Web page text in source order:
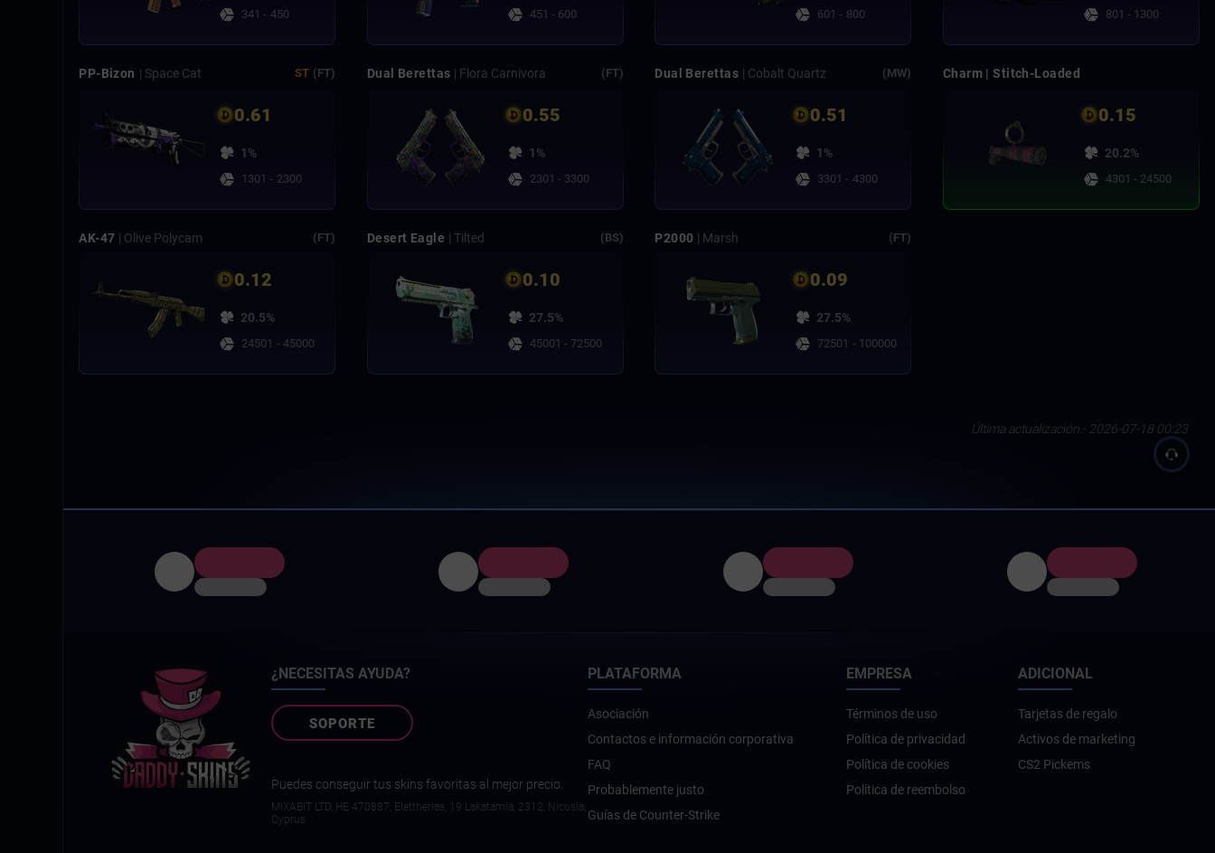
341 - 450 451 - 600 601 - 800 801 - 1300
PP-Bizon | Space Cat ST (FT)
0.61
1%
1301 - 2300
Dual Berettas | Flora Carnivora (FT)
0.55
1%
2301 - 3300
Dual Berettas | Cobalt Quartz (MW)
0.51
1%
3301 - 4300
Charm | Stitch-Loaded
0.15
20.2%
4301 - 24500
AK-47 | Olive Polycam (FT)
0.12
20.5%
24501 - 45000
Desert Eagle | Tilted (BS)
0.10
27.5%
45001 - 72500
P2000 | Marsh (FT)
0.09
27.5%
72501 - 100000
Última actualización - 2026-07-18 00:23
¿NECESITAS AYUDA?
SOPORTE
Puedes conseguir tus skins favoritas al mejor precio.
MIXABIT LTD, ΗΕ 470887, Elettherias, 19 Lakatamia, 2312, Nicosia,
Cyprus
PLATAFORMA
Asociación
Contactos e información corporativa
FAQ
Probablemente justo
Guías de Counter-Strike
EMPRESA
Términos de uso
Política de privacidad
Política de cookies
Política de reembolso
ADICIONAL
Tarjetas de regalo
Activos de marketing
CS2 Pickems